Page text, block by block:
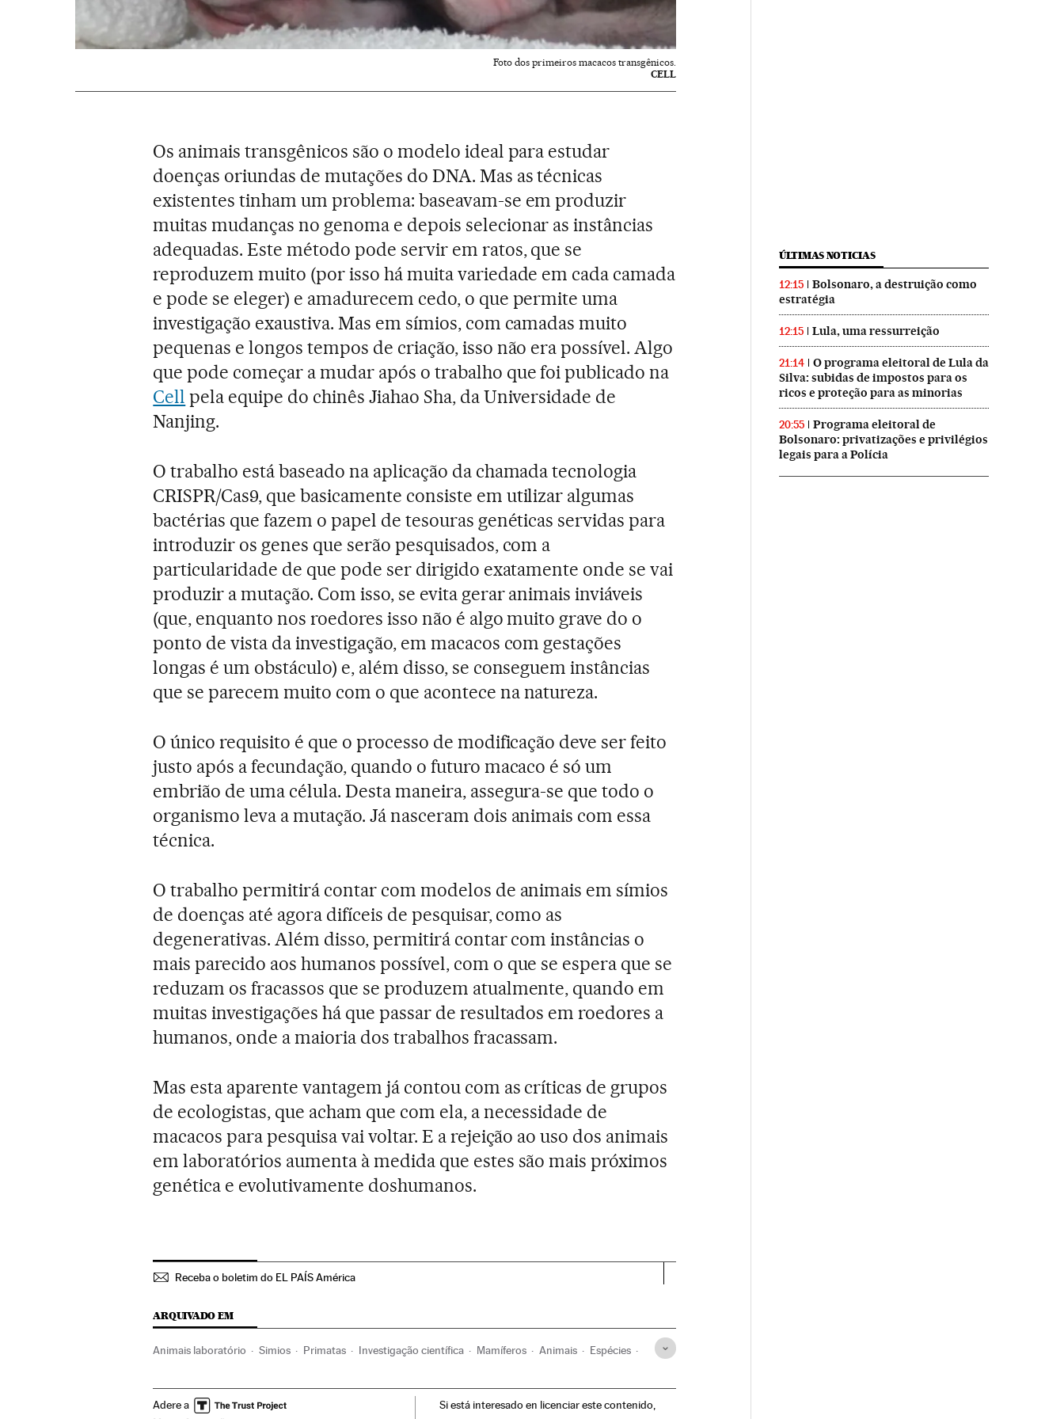
Foto dos primeiros macacos transgênicos.
CELL
Os animais transgênicos são o modelo ideal para estudar
doenças oriundas de mutações do DNA. Mas as técnicas
existentes tinham um problema: baseavam-se em produzir
muitas mudanças no genoma e depois selecionar as instâncias
adequadas. Este método pode servir em ratos, que se
reproduzem muito (por isso há muita variedade em cada camada
e pode se eleger) e amadurecem cedo, o que permite uma
investigação exaustiva. Mas em símios, com camadas muito
pequenas e longos tempos de criação, isso não era possível. Algo
que pode começar a mudar após o trabalho que foi publicado na
Cell pela equipe do chinês Jiahao Sha, da Universidade de
Nanjing.
O trabalho está baseado na aplicação da chamada tecnologia
CRISPR/Cas9, que basicamente consiste em utilizar algumas
bactérias que fazem o papel de tesouras genéticas servidas para
introduzir os genes que serão pesquisados, com a
particularidade de que pode ser dirigido exatamente onde se vai
produzir a mutação. Com isso, se evita gerar animais inviáveis
(que, enquanto nos roedores isso não é algo muito grave do o
ponto de vista da investigação, em macacos com gestações
longas é um obstáculo) e, além disso, se conseguem instâncias
que se parecem muito com o que acontece na natureza.
O único requisito é que o processo de modificação deve ser feito
justo após a fecundação, quando o futuro macaco é só um
embrião de uma célula. Desta maneira, assegura-se que todo o
organismo leva a mutação. Já nasceram dois animais com essa
técnica.
O trabalho permitirá contar com modelos de animais em símios
de doenças até agora difíceis de pesquisar, como as
degenerativas. Além disso, permitirá contar com instâncias o
mais parecido aos humanos possível, com o que se espera que se
reduzam os fracassos que se produzem atualmente, quando em
muitas investigações há que passar de resultados em roedores a
humanos, onde a maioria dos trabalhos fracassam.
Mas esta aparente vantagem já contou com as críticas de grupos
de ecologistas, que acham que com ela, a necessidade de
macacos para pesquisa vai voltar. E a rejeição ao uso dos animais
em laboratórios aumenta à medida que estes são mais próximos
genética e evolutivamente doshumanos.
Receba o boletim do EL PAÍS América
ARQUIVADO EM
Animais laboratório Simios Primatas Investigação científica Mamíferos Animais Espécies
Medicina Indústria Saúde Cromossomas Células Genética
Adere a
Si está interesado en licenciar este contenido,
ÚLTIMAS NOTICIAS
12:15
Bolsonaro, a destruição como
estratégia
12:15 Lula, uma ressurreição
21:14
O programa eleitoral de Lula da
Silva: subidas de impostos para os
ricos e proteção para as minorias
20:55
Programa eleitoral de
Bolsonaro: privatizações e privilégios
legais para a Polícia